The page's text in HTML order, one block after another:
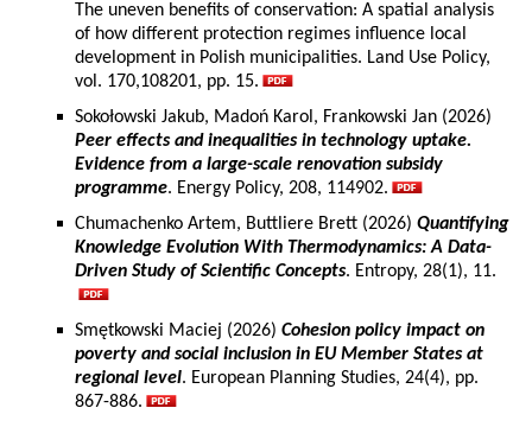
The uneven benefits of conservation: A spatial analysis
of how different protection regimes influence local
development in Polish municipalities. Land Use Policy,
vol. 170,108201, pp. 15.
Sokołowski Jakub, Madoń Karol, Frankowski Jan (2026)
Peer effects and inequalities in technology uptake.
Evidence from a large-scale renovation subsidy
programme. Energy Policy, 208, 114902.
Chumachenko Artem, Buttliere Brett (2026) Quantifying
Knowledge Evolution With Thermodynamics: A Data-
Driven Study of Scientific Concepts. Entropy, 28(1), 11.
Smętkowski Maciej (2026) Cohesion policy impact on
poverty and social inclusion in EU Member States at
regional level. European Planning Studies, 24(4), pp.
867-886.